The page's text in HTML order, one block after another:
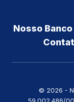
Nosso
©️ 2026 -